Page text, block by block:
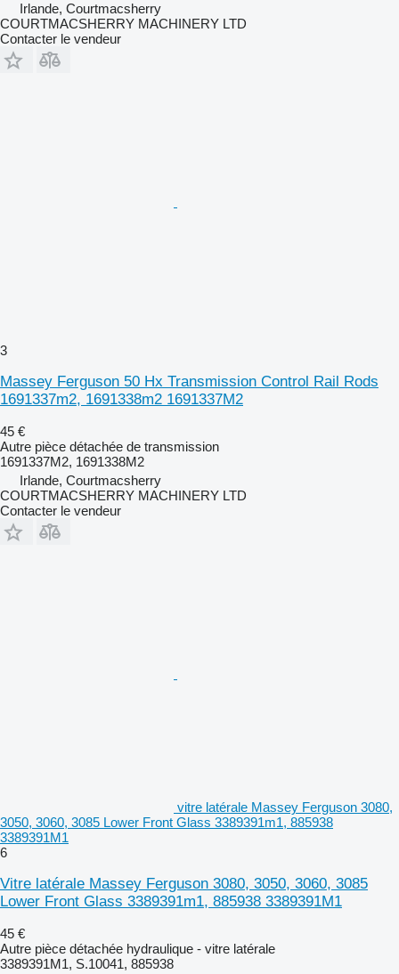
Irlande, Courtmacsherry
COURTMACSHERRY MACHINERY LTD
Contacter le vendeur
3
Massey Ferguson 50 Hx Transmission Control Rail Rods
1691337m2, 1691338m2 1691337M2
45 €
Autre pièce détachée de transmission
1691337M2, 1691338M2
Irlande, Courtmacsherry
COURTMACSHERRY MACHINERY LTD
Contacter le vendeur
vitre latérale Massey Ferguson 3080,
3050, 3060, 3085 Lower Front Glass 3389391m1, 885938
3389391M1
6
Vitre latérale Massey Ferguson 3080, 3050, 3060, 3085
Lower Front Glass 3389391m1, 885938 3389391M1
45 €
Autre pièce détachée hydraulique - vitre latérale
3389391M1, S.10041, 885938